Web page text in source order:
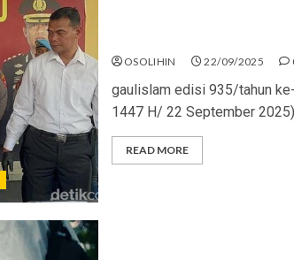
OSOLIHIN 22/09/2025
gaulislam edisi 935/tahun
1447 H/ 22 September 2025)
READ MORE